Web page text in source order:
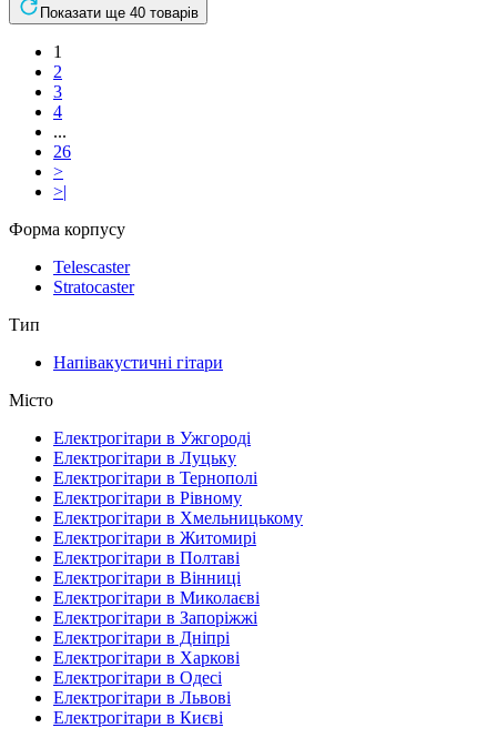
Показати ще 40 товарів
1
2
3
4
...
26
>
>|
Форма корпусу
Telescaster
Stratocaster
Тип
Напівакустичні гітари
Місто
Електрогітари в Ужгороді
Електрогітари в Луцьку
Електрогітари в Тернополі
Електрогітари в Рівному
Електрогітари в Хмельницькому
Електрогітари в Житомирі
Електрогітари в Полтаві
Електрогітари в Вінниці
Електрогітари в Миколаєві
Електрогітари в Запоріжжі
Електрогітари в Дніпрі
Електрогітари в Харкові
Електрогітари в Одесі
Електрогітари в Львові
Електрогітари в Києві